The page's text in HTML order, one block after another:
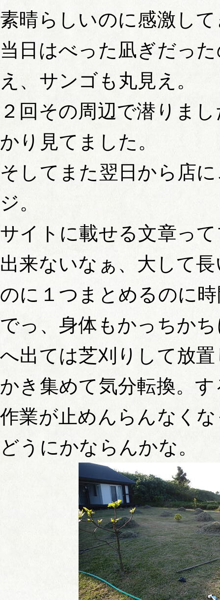
素晴らしいのに感激し
当日はべった凪ぎだっ
え、サンゴも丸見え。
２回その周辺で潜りま
かり見てました。
そしてまた翌日から店
ジ。
サイトに載せる文章っ
出来ないなぁ、大して
のに１つまとめるのに
でっ、身体もかっちか
へ出ては芝刈りして放
かき集めて気分転換。
作業が止めんらんなく
どうにかならんかな。